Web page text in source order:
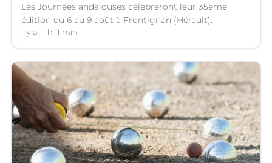
Les Journées andalouses célèbreront leur 35ème
édition du 6 au 9 août à Frontignan (Hérault).
il y a 11 h 1 min